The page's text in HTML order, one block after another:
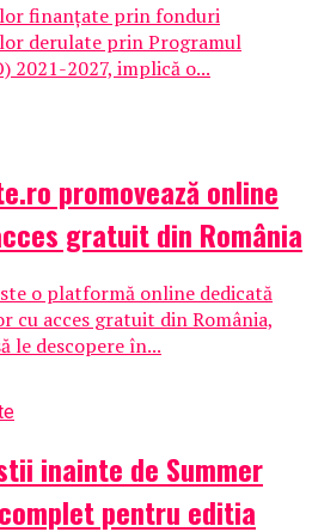
finanțate prin fonduri
derulate prin Programul
2021-2027, implică o...
promovează online
gratuit din România
o platformă online dedicată
cu acces gratuit din România,
le descopere în...
inainte de Summer
pentru editia